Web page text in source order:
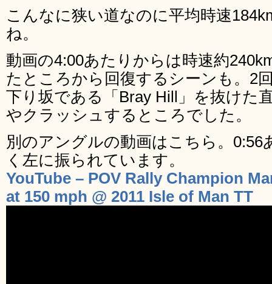
こんなに狭い道なのに平均時速
ね。
動画の4:00あたりからは時速約
たところから回復するシーンも。2
下り坂である「Bray Hill」を抜けた
やクラッシュするところでした。
別のアングルの動画はこちら。
く左に振られています。
YouTube – POV Rally Champion
at 150 mph @ 2011 Isle of Man TT